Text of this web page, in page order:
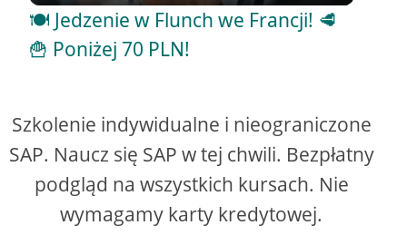
i
e
o
🍽️ Jedzenie w Flunch we Francji! 🥩
🍟 Poniżej 70 PLN!
Szkolenie indywidualne i nieograniczone
SAP. Naucz się SAP w tej chwili. Bezpłatny
podgląd na wszystkich kursach. Nie
wymagamy karty kredytowej.